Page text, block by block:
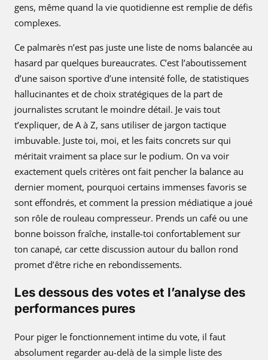
gens, même quand la vie quotidienne est remplie de défis
complexes.
Ce palmarès n’est pas juste une liste de noms balancée au
hasard par quelques bureaucrates. C’est l’aboutissement
d’une saison sportive d’une intensité folle, de statistiques
hallucinantes et de choix stratégiques de la part de
journalistes scrutant le moindre détail. Je vais tout
t’expliquer, de A à Z, sans utiliser de jargon tactique
imbuvable. Juste toi, moi, et les faits concrets sur qui
méritait vraiment sa place sur le podium. On va voir
exactement quels critères ont fait pencher la balance au
dernier moment, pourquoi certains immenses favoris se
sont effondrés, et comment la pression médiatique a joué
son rôle de rouleau compresseur. Prends un café ou une
bonne boisson fraîche, installe-toi confortablement sur
ton canapé, car cette discussion autour du ballon rond
promet d’être riche en rebondissements.
Les dessous des votes et l’analyse des
performances pures
Pour piger le fonctionnement intime du vote, il faut
absolument regarder au-delà de la simple liste des